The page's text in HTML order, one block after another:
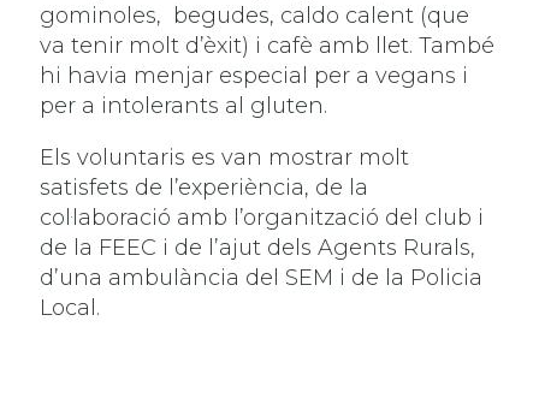
gominoles, begudes, caldo calent (que
va tenir molt d’èxit) i cafè amb llet. També
hi havia menjar especial per a vegans i
per a intolerants al gluten.
Els voluntaris es van mostrar molt
satisfets de l’experiència, de la
col·laboració amb l’organització del club i
de la FEEC i de l’ajut dels Agents Rurals,
d’una ambulància del SEM i de la Policia
Local.